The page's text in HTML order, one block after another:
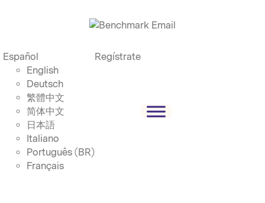
Español
English
Deutsch
繁體中文
简体中文
日本語
Italiano
Português (BR)
Français
Regístrate